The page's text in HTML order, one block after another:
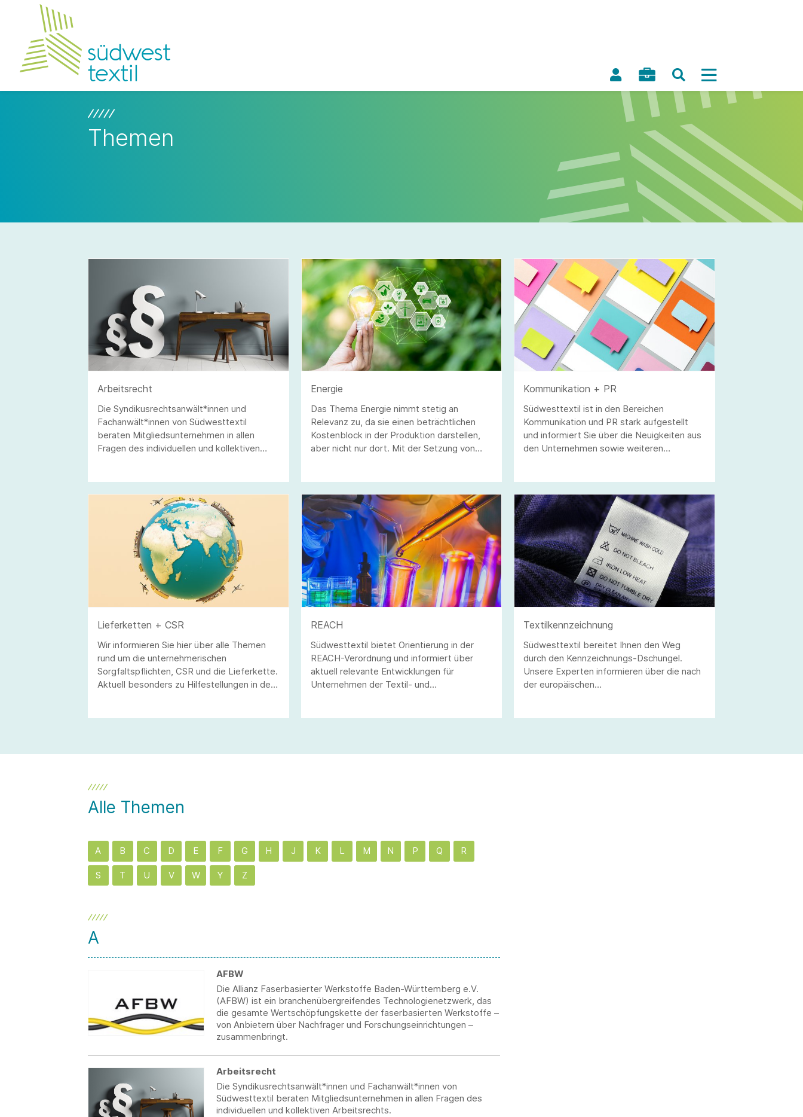
Themen
Arbeitsrecht
Die Syndikusrechtsanwält*innen und
Fachanwält*innen von Südwesttextil
beraten Mitgliedsunternehmen in allen
Fragen des individuellen und kollektiven
Energie
Das Thema Energie nimmt stetig an
Relevanz zu, da sie einen beträchtlichen
Kostenblock in der Produktion darstellen,
aber nicht nur dort. Mit der Setzung von
Kommunikation + PR
Südwesttextil ist in den Bereichen
Kommunikation und PR stark aufgestellt
und informiert Sie über die Neuigkeiten aus
den Unternehmen sowie weiteren
Lieferketten + CSR
Wir informieren Sie hier über alle Themen
rund um die unternehmerischen
Sorgfaltspflichten, CSR und die Lieferkette.
Aktuell besonders zu Hilfestellungen in der
REACH
Südwesttextil bietet Orientierung in der
REACH-Verordnung und informiert über
aktuell relevante Entwicklungen für
Unternehmen der Textil- und
Textilkennzeichnung
Südwesttextil bereitet Ihnen den Weg
durch den Kennzeichnungs-Dschungel.
Unsere Experten informieren über die nach
der europäischen
Alle Themen
A B C D E F G H J K L M N P Q R
S T U V W Y Z
A
AFBW
Die Allianz Faserbasierter Werkstoffe Baden-Württemberg e.V.
(AFBW) ist ein branchenübergreifendes Technologienetzwerk, das
die gesamte Wertschöpfungskette der faserbasierten Werkstoffe –
von Anbietern über Nachfrager und Forschungseinrichtungen –
zusammenbringt.
Arbeitsrecht
Die Syndikusrechtsanwält*innen und Fachanwält*innen von
Südwesttextil beraten Mitgliedsunternehmen in allen Fragen des
individuellen und kollektiven Arbeitsrechts.